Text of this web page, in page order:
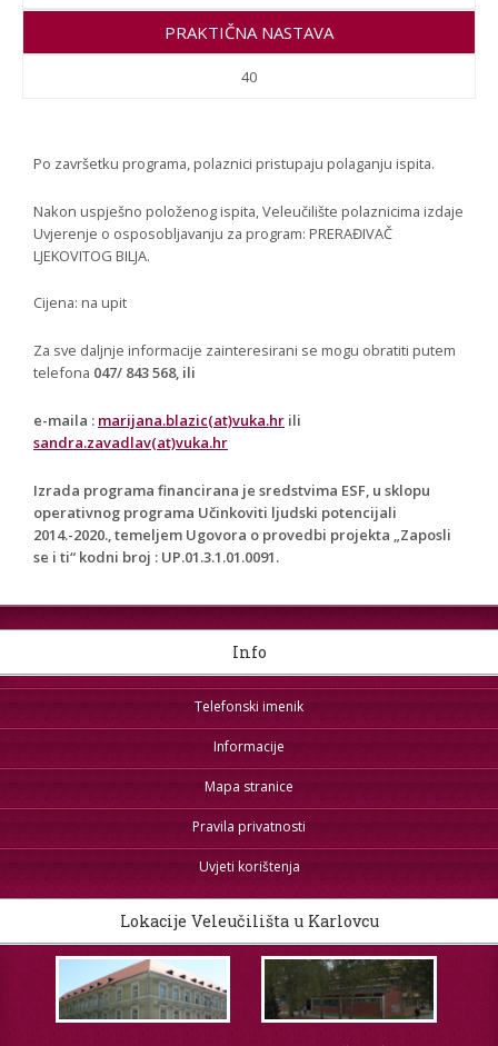
PRAKTIČNA NASTAVA
40
Po završetku programa, polaznici pristupaju polaganju ispita.
Nakon uspješno položenog ispita, Veleučilište polaznicima izdaje
Uvjerenje o osposobljavanju za program: PRERAĐIVAČ
LJEKOVITOG BILJA.
Cijena: na upit
Za sve daljnje informacije zainteresirani se mogu obratiti putem
telefona 047/ 843 568, ili
e-maila : marijana.blazic(at)vuka.hr ili
sandra.zavadlav(at)vuka.hr
Izrada programa financirana je sredstvima ESF, u sklopu
operativnog programa Učinkoviti ljudski potencijali
2014.-2020., temeljem Ugovora o provedbi projekta „Zaposli
se i ti“ kodni broj : UP.01.3.1.01.0091.
Info
Telefonski imenik
Informacije
Mapa stranice
Pravila privatnosti
Uvjeti korištenja
Lokacije Veleučilišta u Karlovcu